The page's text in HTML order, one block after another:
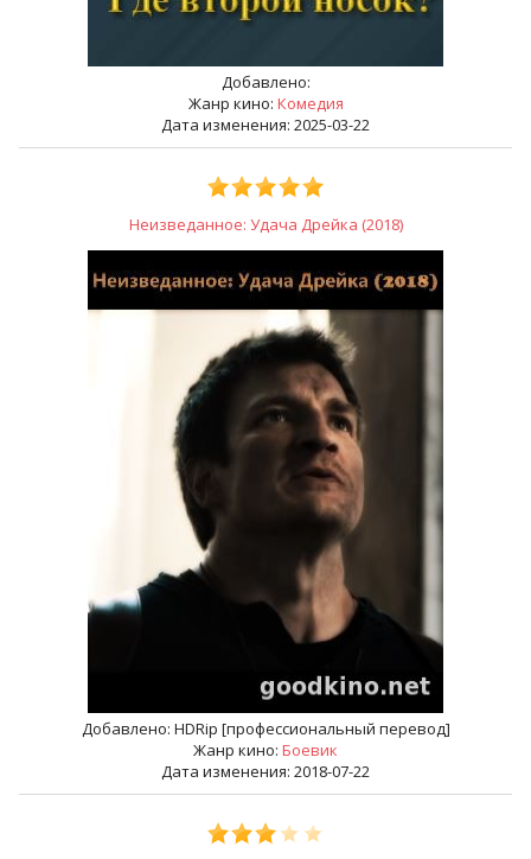
Добавлено:
Жанр кино: Комедия
Дата изменения: 2025-03-22
Неизведанное: Удача Дрейка (2018)
Добавлено: HDRip [профессиональный перевод]
Жанр кино: Боевик
Дата изменения: 2018-07-22